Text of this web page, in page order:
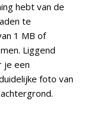
hebt van de
te
1 MB of
Liggend
je een
foto van